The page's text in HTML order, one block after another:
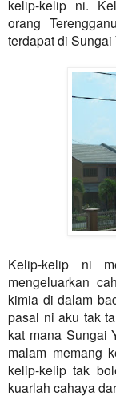
kelip-kelip ni.
orang
terdapat di
Kelip-kelip ni
mengeluarkan
kimia di dalam
pasal ni aku tak
kat mana Sungai
malam memang
kelip-kelip tak
kuarlah cahaya